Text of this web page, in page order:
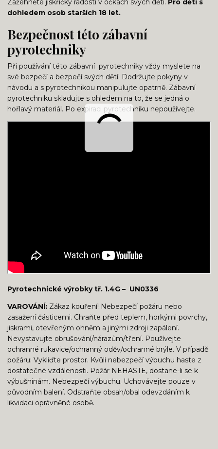
Zažehněte jiskřičky radosti v očkách svých dětí. Pro děti s
dohledem osob starších 18 let.
Bezpečnost této zábavní
pyrotechniky
Při používání této zábavní pyrotechniky vždy myslete na
své bezpečí a bezpečí svých dětí. Dodržujte pokyny v
návodu a s pyrotechnikou manipulujte opatrně. Zábavní
pyrotechniku skladujte s ohledem na to, že se jedná o
hořlavý materiál. Po expiraci pyrotechniku nepoužívejte.
Pyrotechnické výrobky tř. 1.4G – UN0336
VAROVÁNÍ: Zákaz kouření! Nebezpečí požáru nebo
zasažení částicemi. Chraňte před teplem, horkými povrchy,
jiskrami, otevřeným ohněm a jinými zdroji zapálení.
Nevystavujte obrušování/nárazům/tření. Používejte
ochranné rukavice/ochranný oděv/ochranné brýle. V případě
požáru: Vykliďte prostor. Kvůli nebezpečí výbuchu haste z
dostatečné vzdálenosti. Požár NEHASTE, dostane-li se k
výbušninám. Nebezpečí výbuchu. Uchovávejte pouze v
původním balení. Odstraňte obsah/obal odevzdáním k
likvidaci oprávněné osobě.